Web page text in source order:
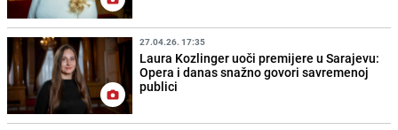
27.04.26. 17:35
Laura Kozlinger uoči premijere u Sarajevu:
Opera i danas snažno govori savremenoj
publici